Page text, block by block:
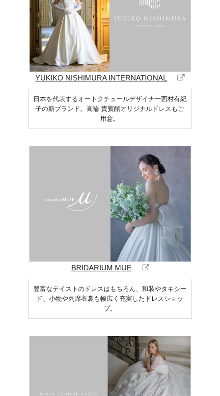
YUKIKO NISHIMURA INTERNATIONAL
日本を代表するオートクチュールデザイナー西村有紀
子の新ブランド。高輪 貴賓館オリジナルドレスもご
用意。
BRIDARIUM MUE
豊富なテイストのドレスはもちろん、和装やタキシー
ド、小物や列席衣裳も幅広く充実したドレスショッ
プ。